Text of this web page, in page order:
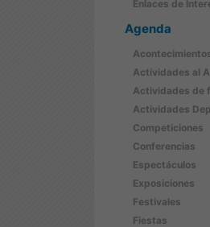
Enlaces de
Agenda
Actividades al
Actividades de
Actividades
Competiciones
Conferencias
Espectáculos
Exposiciones
Festivales
Fiestas